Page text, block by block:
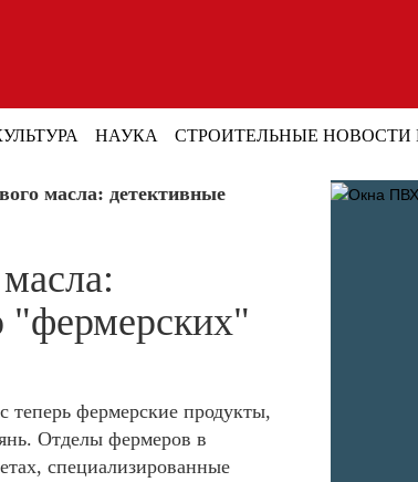
НАУКА СТРОИТЕЛЬНЫЕ
масла: детективные
"фермерских"
теперь фермерские продукты,
Отделы фермеров в
специализированные